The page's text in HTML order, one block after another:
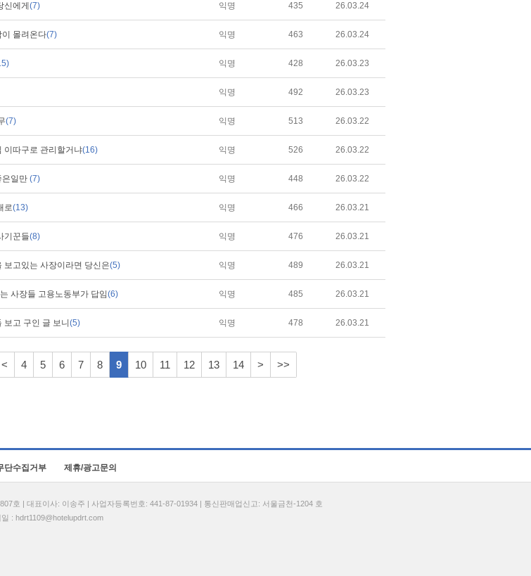
신에게 (7) 익명 435 26.03.24
이 몰려온다(7) 익명 463 26.03.24
익명 428 26.03.23
익명 492 26.03.23
(7) 익명 513 26.03.22
이따구로 관리할거냐(16) 익명 526 26.03.22
은일만 (7) 익명 448 26.03.22
로(13) 익명 466 26.03.21
기꾼들(8) 익명 476 26.03.21
보고있는 사장이라면 당신은(5) 익명 489 26.03.21
사장들 고용노동부가 답임(6) 익명 485 26.03.21
보고 구인 글 보니 (5) 익명 478 26.03.21
< 4 5 6 7 8 9 10 11 12 13 14 > >>
단수집거부 제휴/광고문의
호 | 대표이사: 이송주 | 사업자등록번호: 441-87-01934 | 통신판매업신고: 서울금천-1204 호
: hdrt1109@hotelupdrt.com